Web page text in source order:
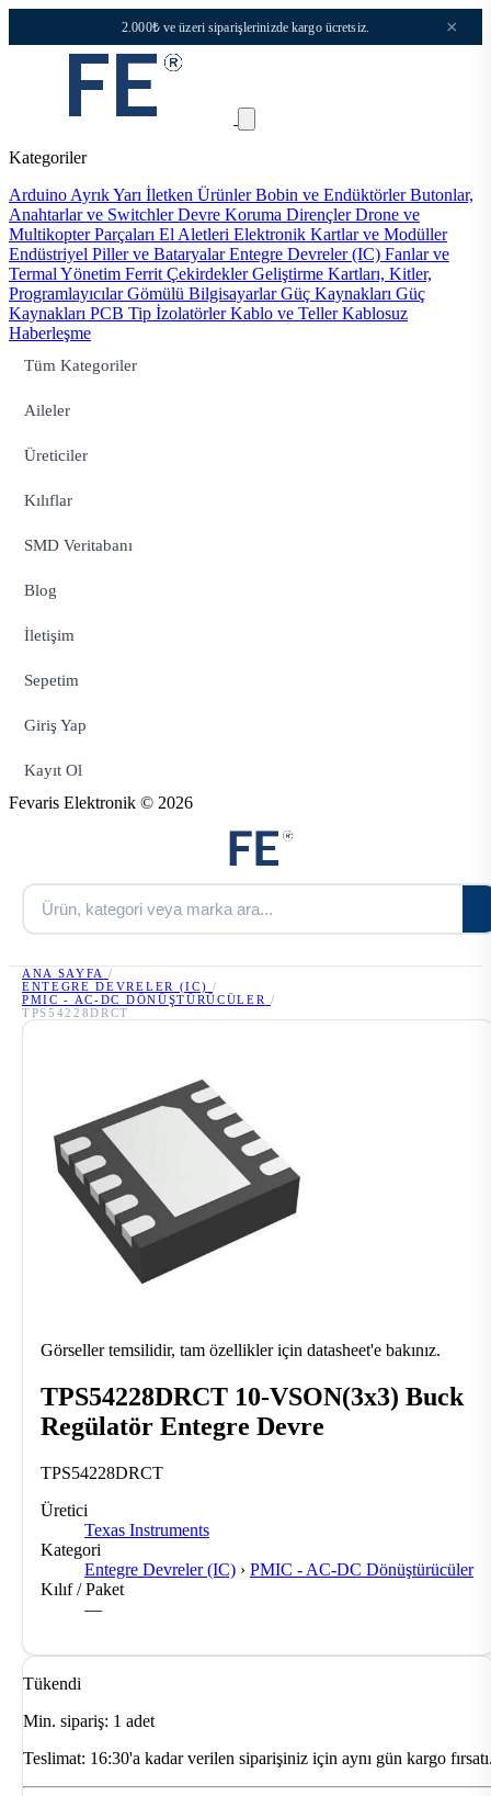
2.000₺ ve üzeri siparişlerinizde kargo ücretsiz. ×
Kategoriler
Arduino Ayrık Yarı İletken ÜrünlerBobin ve EndüktörlerButonlar,
Anahtarlar ve SwitchlerDevre Koruma DirençlerDrone ve
Multikopter Parçaları El Aletleri Elektronik Kartlar ve Modüller
Endüstriyel Piller ve BataryalarEntegre Devreler (IC) Fanlar ve
Termal Yönetim Ferrit ÇekirdeklerGeliştirme Kartları, Kitler,
ProgramlayıcılarGömülü BilgisayarlarGüç Kaynakları Güç
Kaynakları PCB Tip İzolatörlerKablo ve TellerKablosuz
Haberleşme
Tüm Kategoriler
Aileler
Üreticiler
Kılıflar
SMD Veritabanı
Blog
İletişim
Sepetim
Giriş Yap
Kayıt Ol
Fevaris Elektronik © 2026
ANA SAYFA /
ENTEGRE DEVRELER (IC) /
PMIC - AC-DC DÖNÜŞTÜRÜCÜLER /
TPS54228DRCT
Görseller temsilidir, tam özellikler için datasheet'e bakınız.
TPS54228DRCT 10-VSON(3x3) Buck
Regülatör Entegre Devre
TPS54228DRCT
Üretici
Texas Instruments
Kategori
Entegre Devreler (IC) › PMIC - AC-DC Dönüştürücüler
Kılıf / Paket
—
Tükendi
Min. sipariş: 1 adet
Teslimat: 16:30'a kadar verilen siparişiniz için aynı gün kargo